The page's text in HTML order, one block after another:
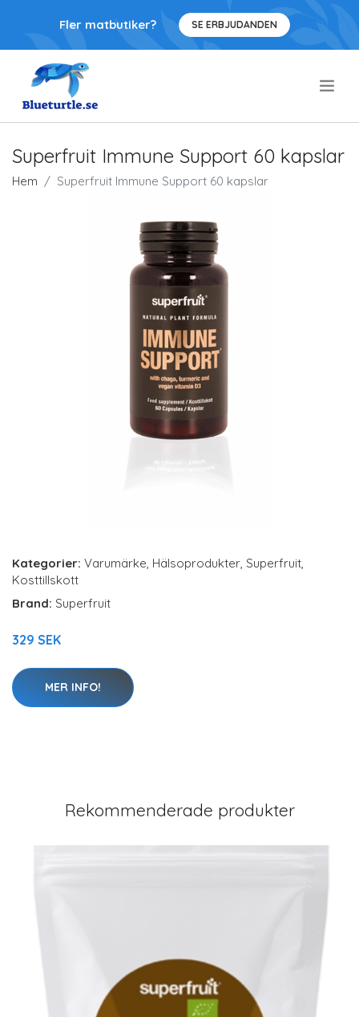
Fler matbutiker? SE ERBJUDANDEN
Superfruit Immune Support 60 kapslar
Hem Superfruit Immune Support 60 kapslar
Kategorier: Varumärke, Hälsoprodukter, Superfruit,
Kosttillskott
Brand: Superfruit
329 SEK
MER INFO!
Rekommenderade produkter